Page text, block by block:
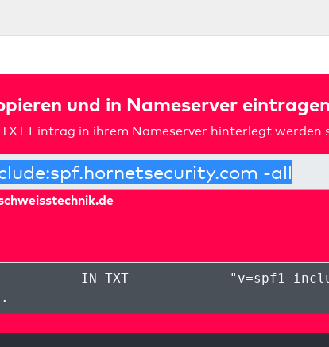
und in Nameserver eintragen
Eintrag in ihrem Nameserver hinterlegt werden
.
IN TXT " v=spf1